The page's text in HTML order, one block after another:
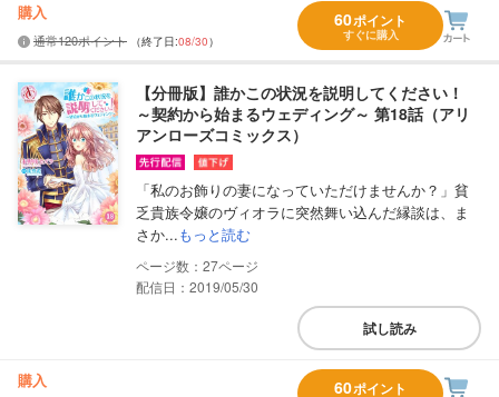
購入
通常120ポイント （終了日:08/30）
60ポイント
すぐに購入
【分冊版】誰かこの状況を説明してください！
～契約から始まるウェディング～ 第18話（アリ
アンローズコミックス）
「私のお飾りの妻になっていただけませんか？」貧
乏貴族令嬢のヴィオラに突然舞い込んだ縁談は、ま
さか...もっと読む
27
配信日：2019/05/30
試し読み
購入 60ポイント